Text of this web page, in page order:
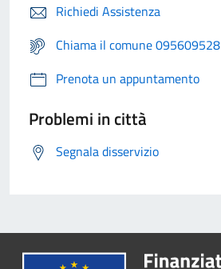
Richiedi Assistenza
Chiama il comune
Prenota un appuntamento
Problemi in città
Segnala disservizio